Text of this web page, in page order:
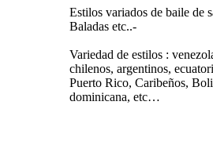
Estilos variados de baile de
Baladas etc..-
Variedad de estilos :
chilenos, argentinos,
Puerto Rico, Caribeños,
dominicana, etc…